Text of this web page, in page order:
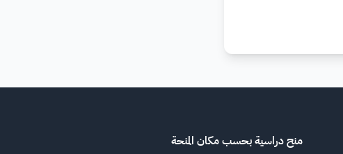
منح دراسية بحسب مكان المنحة